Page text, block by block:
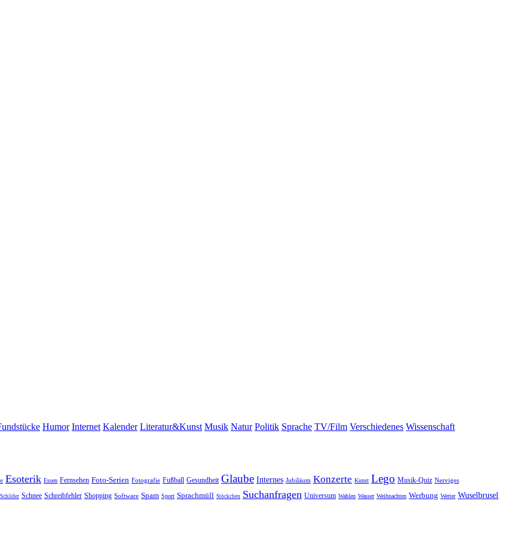
Humor Internet Kalender Literatur&Kunst Musik Natur Politik Sprache TV/Film Verschiedenes Wissenschaft
Esoterik Essen Fernsehen Foto-Serien Fotografie Fußball Gesundheit Glaube Internes Jubiläum Konzerte Kunst Lego Musik-Quiz Nerviges
Schilder Schnee Schreibfehler Shopping Software Spam Sport Sprachmüll Stöckchen Suchanfragen Universum Wahlen Wasser Weihnachten Werbung Wetter Wuselbrusel